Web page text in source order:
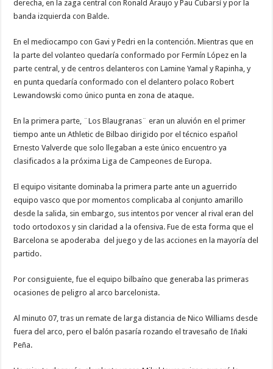
derecha, en la zaga central con Ronald Araujo y Pau Cubarsí y por la
banda izquierda con Balde.
En el mediocampo con Gavi y Pedri en la contención. Mientras que en
la parte del volanteo quedaría conformado por Fermín López en la
parte central, y de centros delanteros con Lamine Yamal y Rapinha, y
en punta quedaría conformado con el delantero polaco Robert
Lewandowski como único punta en zona de ataque.
En la primera parte, ¨Los Blaugranas¨ eran un aluvión en el primer
tiempo ante un Athletic de Bilbao dirigido por el técnico español
Ernesto Valverde que solo llegaban a este único encuentro ya
clasificados a la próxima Liga de Campeones de Europa.
El equipo visitante dominaba la primera parte ante un aguerrido
equipo vasco que por momentos complicaba al conjunto amarillo
desde la salida, sin embargo, sus intentos por vencer al rival eran del
todo ortodoxos y sin claridad a la ofensiva. Fue de esta forma que el
Barcelona se apoderaba del juego y de las acciones en la mayoría del
partido.
Por consiguiente, fue el equipo bilbaíno que generaba las primeras
ocasiones de peligro al arco barcelonista.
Al minuto 07, tras un remate de larga distancia de Nico Williams desde
fuera del arco, pero el balón pasaría rozando el travesaño de Iñaki
Peña.